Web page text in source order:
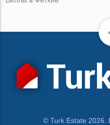
© Turk.Estate 2026.